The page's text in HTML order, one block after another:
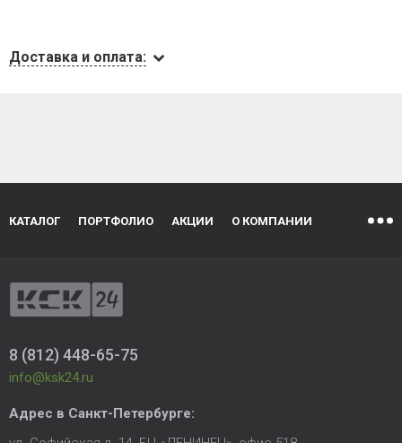
Доставка и оплата:
КАТАЛОГ ПОРТФОЛИО АКЦИИ О КОМПАНИИ
8 (812) 448-65-75
info@ksk24.ru
Адрес в Санкт-Петербурге: